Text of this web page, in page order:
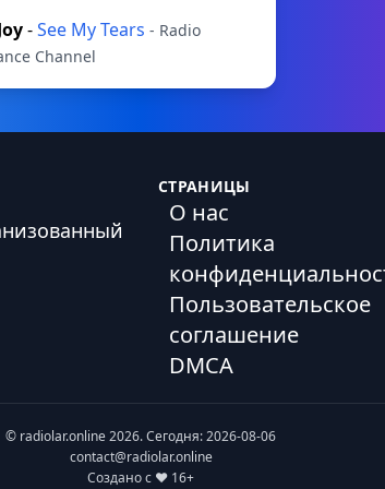
-See My Tears - Radio
Channel
СТРАНИЦЫ
О нас
Политика
Пользовательское
соглашение
DMCA
© radiolar.online 2026. Сегодня: 2026-08-06
contact@radiolar.online
Создано с ❤️ 16+